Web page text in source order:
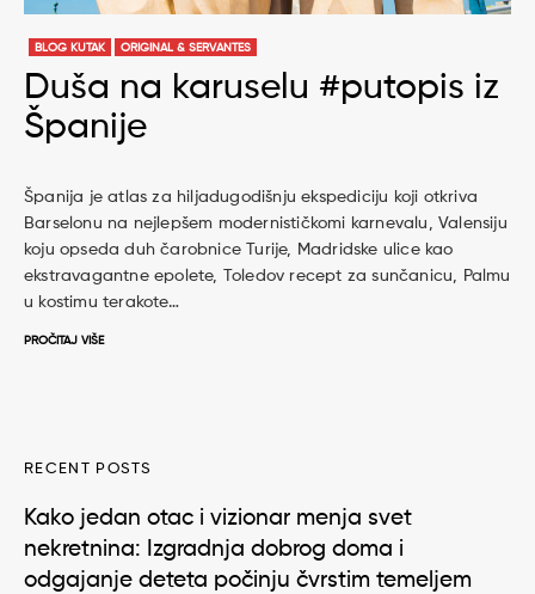
BLOG KUTAK ORIGINAL & SERVANTES
Duša na karuselu #putopis iz
Španije
Španija je atlas za hiljadugodišnju ekspediciju koji otkriva
Barselonu na nejlepšem modernističkomi karnevalu, Valensiju
koju opseda duh čarobnice Turije, Madridske ulice kao
ekstravagantne epolete, Toledov recept za sunčanicu, Palmu
u kostimu terakote…
PROČITAJ VIŠE
RECENT POSTS
Kako jedan otac i vizionar menja svet
nekretnina: Izgradnja dobrog doma i
odgajanje deteta počinju čvrstim temeljem